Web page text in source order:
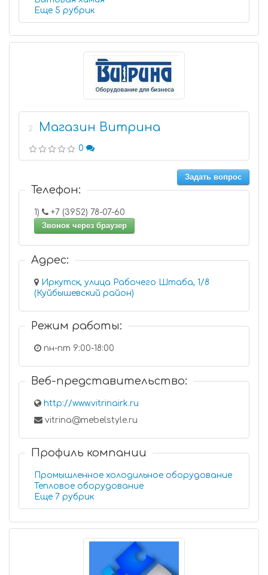
Еще 5 рубрик
2 Магазин Витрина
0
Задать вопрос
Телефон:
1)
+7 (3952) 78-07-60
Звонок через браузер
Адрес:
Иркутск, улица Рабочего Штаба, 1/8
(Куйбышевский район)
Режим работы:
пн-пт 9:00-18:00
Веб-представительство:
http://www.vitrinairk.ru
vitrina@mebelstyle.ru
Профиль компании
Промышленное холодильное оборудование
Тепловое оборудование
Еще 7 рубрик